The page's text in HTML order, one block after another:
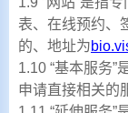
表、在线预约、
的、地址为
1.10 “基本服务”
申请直接相关的